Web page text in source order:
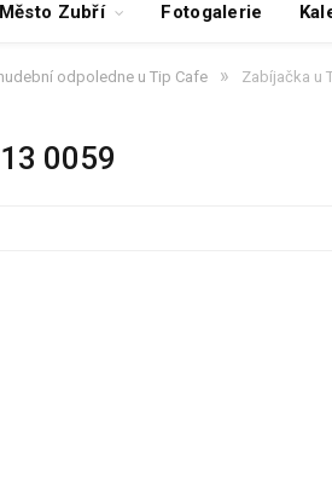
Město Zubří Fotogalerie
odpoledne u Tip Cafe » Zabíjačka u
0059